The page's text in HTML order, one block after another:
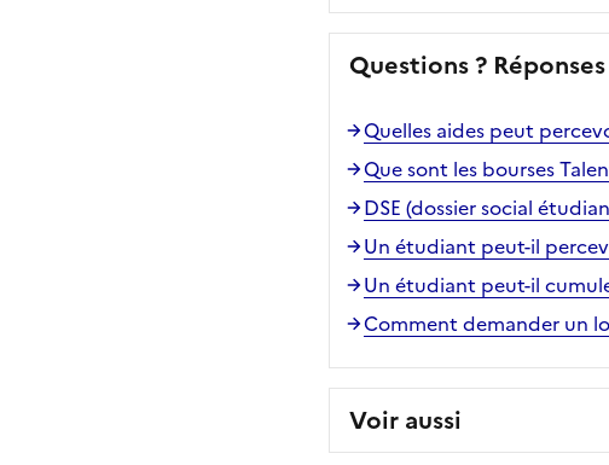
Questions ?
Quelles aides peut
Que sont les bourses
DSE (dossier social
Un étudiant peut-il
Un étudiant peut-il
Comment demander un
Voir aussi